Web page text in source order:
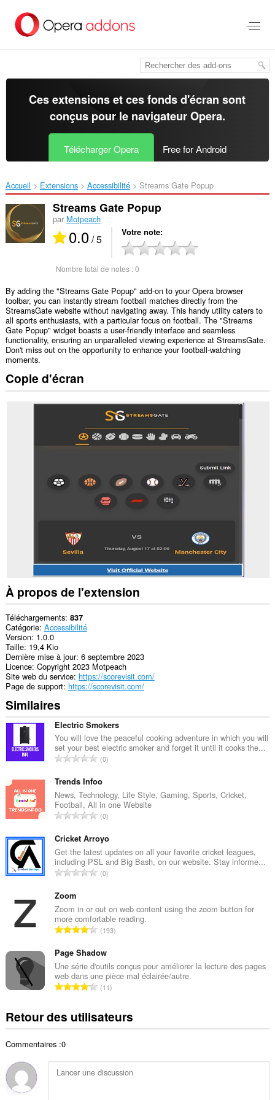
contenu
Ces extensions et ces fonds d'écran sont
conçus pour le navigateur Opera.
Télécharger Opera Free for Android
Accueil Extensions Accessibilité Streams Gate Popup‎
Streams Gate Popup
par Motpeach
0.0/ 5 Votre note
Nombre total de notes :0
By adding the "Streams Gate Popup" add-on to your Opera browser
toolbar, you can instantly stream football matches directly from the
StreamsGate website without navigating away. This handy utility caters to
all sports enthusiasts, with a particular focus on football. The "Streams
Gate Popup" widget boasts a user-friendly interface and seamless
functionality, ensuring an unparalleled viewing experience at StreamsGate.
Don't miss out on the opportunity to enhance your football-watching
moments.
Copie d'écran
À propos de l'extension
Téléchargements 837
Catégorie Accessibilité
Version 1.0.0
Taille 19,4 Kio
Dernière mise à jour 6 septembre 2023
Licence Copyright 2023 Motpeach
Site web du service https://scorevisit.com/
Page de support https://scorevisit.com/
Similaires
Electric Smokers
You will love the peaceful cooking adventure in which you will
set your best electric smoker and forget it until it cooks the...
N
m
b
r
e
o
t
a
e
n
o
e
s
:
0
Trends Infoo
News, Technology, Life Style, Gaming, Sports, Cricket,
Football, All in one Website
N
m
b
r
e
t
a
d
e
n
o
e
s
0
Cricket Arroyo
Get the latest updates on all your favorite cricket leagues,
including PSL and Big Bash, on our website. Stay informe...
N
b
r
e
o
t
a
e
n
e
0
Zoom
Zoom in or out on web content using the zoom button for
more comfortable reading.
N
m
b
r
e
o
t
d
e
193
Page Shadow
Une série d'outils conçus pour améliorer la lecture des pages
web dans une pièce mal éclairée/autre.
N
b
t
o
11
Retour des utilisateurs
Commentaires :0